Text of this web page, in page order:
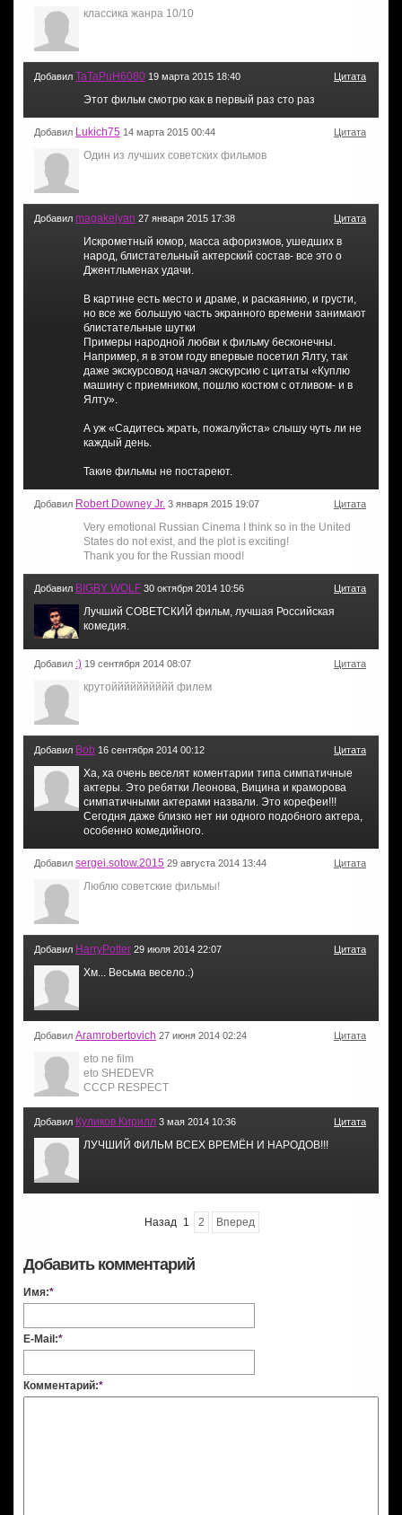
классика жанра 10/10
Добавил TaTaPuH6080 19 марта 2015 18:40 Цитата
Этот фильм смотрю как в первый раз сто раз
Добавил Lukich75 14 марта 2015 00:44 Цитата
Один из лучших советских фильмов
Добавил magakelyan 27 января 2015 17:38 Цитата
Искрометный юмор, масса афоризмов, ушедших в
народ, блистательный актерский состав- все это о
Джентльменах удачи.
В картине есть место и драме, и раскаянию, и грусти,
но все же большую часть экранного времени занимают
блистательные шутки
Примеры народной любви к фильму бесконечны.
Например, я в этом году впервые посетил Ялту, так
даже экскурсовод начал экскурсию с цитаты «Куплю
машину с приемником, пошлю костюм с отливом- и в
Ялту».
А уж «Садитесь жрать, пожалуйста» слышу чуть ли не
каждый день.
Такие фильмы не постареют.
Добавил Robert Downey Jr. 3 января 2015 19:07 Цитата
Very emotional Russian Cinema I think so in the United
States do not exist, and the plot is exciting!
Thank you for the Russian mood!
Добавил BIGBY WOLF 30 октября 2014 10:56 Цитата
Лучший СОВЕТСКИЙ фильм, лучшая Российская
комедия.
Добавил :) 19 сентября 2014 08:07 Цитата
крутойййййййййй филем
Добавил Bob 16 сентября 2014 00:12 Цитата
Ха, ха очень веселят коментарии типа симпатичные
актеры. Это ребятки Леонова, Вицина и краморова
симпатичными актерами назвали. Это корефеи!!!
Сегодня даже близко нет ни одного подобного актера,
особенно комедийного.
Добавил sergei.sotow.2015 29 августа 2014 13:44 Цитата
Люблю советские фильмы!
Добавил HarryPotter 29 июля 2014 22:07 Цитата
Хм... Весьма весело.:)
Добавил Aramrobertovich 27 июня 2014 02:24 Цитата
eto ne film
eto SHEDEVR
CCCP RESPECT
Добавил Куликов Кирилл 3 мая 2014 10:36 Цитата
ЛУЧШИЙ ФИЛЬМ ВСЕХ ВРЕМЁН И НАРОДОВ!!!
Назад 1 2 Вперед
Добавить комментарий
Имя:*
E-Mail:*
Комментарий:*